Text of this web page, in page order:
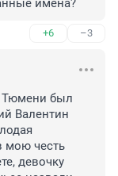
имена?
+6 –3
Тюмени был
Валентин
мою честь
девочку